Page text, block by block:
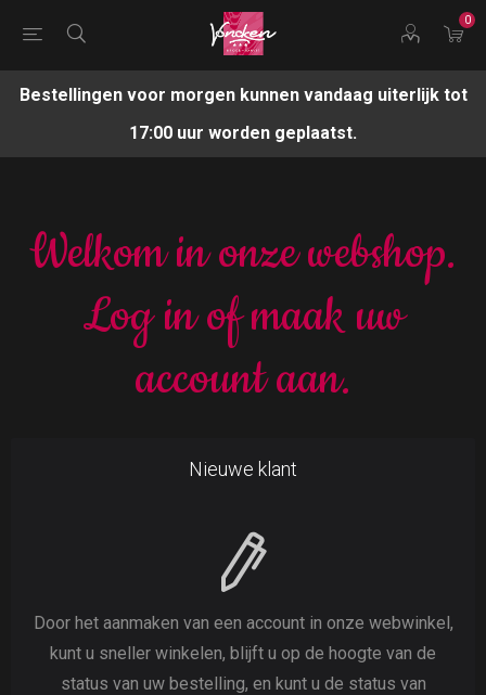
0
Bestellingen voor morgen kunnen vandaag uiterlijk tot
17:00 uur worden geplaatst.
Welkom in onze webshop.
Log in of maak uw
account aan.
Nieuwe klant
Door het aanmaken van een account in onze webwinkel,
kunt u sneller winkelen, blijft u op de hoogte van de
status van uw bestelling, en kunt u de status van